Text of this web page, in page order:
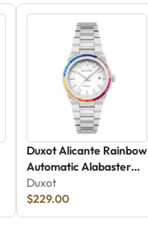
Duxot Alicante Rainbow
Automatic Alabaster
Rainbow
Duxot
$229.00